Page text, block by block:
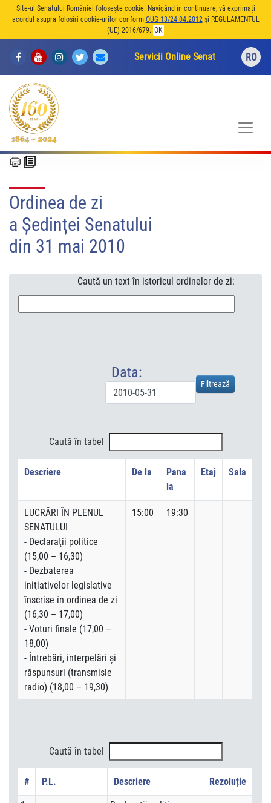
Site-ul Senatului României folosește cookie. Navigând în continuare, vă exprimați
acordul asupra folosiri cookie-urilor conform OUG 13/24.04.2012și REGULAMENTUL
(UE) 2016/679. OK
Servicii Online Senat RO
Ordinea de zi
a Ședinței Senatului
din 31 mai 2010
Caută un text în istoricul ordinelor de zi:
Data:
Caută în tabel
Descriere De la
Pana
la
Etaj Sala
LUCRĂRI ÎN PLENUL
SENATULUI
- Declaraţii politice
(15,00 – 16,30)
- Dezbaterea
iniţiativelor legislative
înscrise în ordinea de zi
(16,30 – 17,00)
- Voturi finale (17,00 –
18,00)
- Întrebări, interpelări şi
răspunsuri (transmisie
radio) (18,00 – 19,30)
15:00 19:30
Caută în tabel
# P.L. Descriere Rezoluție